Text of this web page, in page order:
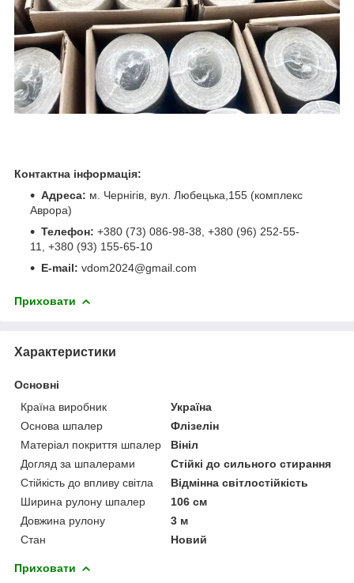
Контактна інформація:
Адреса: м. Чернігів, вул. Любецька,155 (комплекс
Аврора)
Телефон: +380 (73) 086-98-38, +380 (96) 252-55-
11, +380 (93) 155-65-10
E-mail: vdom2024@gmail.com
Приховати
Характеристики
Основні
Країна виробник
Україна
Основа шпалер
Флізелін
Матеріал покриття шпалер
Вініл
Догляд за шпалерами
Стійкі до сильного стирання
Стійкість до впливу світла
Відмінна світлостійкість
Ширина рулону шпалер
106 см
Довжина рулону
3 м
Стан
Новий
Приховати